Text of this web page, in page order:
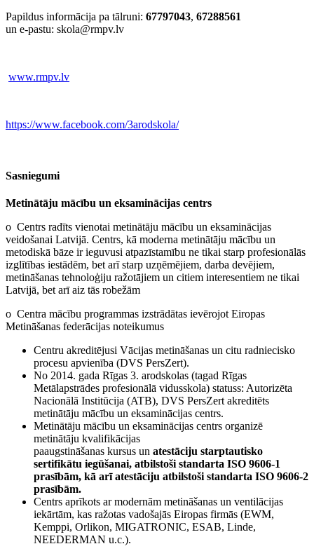
Papildus informācija pa tālruni: 67797043, 67288561
un e-pastu: skola@rmpv.lv
www.rmpv.lv
https://www.facebook.com/3arodskola/
Sasniegumi
Metinātāju mācību un eksaminācijas centrs
o Centrs radīts vienotai metinātāju mācību un eksaminācijas
veidošanai Latvijā. Centrs, kā moderna metinātāju mācību un
metodiskā bāze ir ieguvusi atpazīstamību ne tikai starp profesionālās
izglītības iestādēm, bet arī starp uzņēmējiem, darba devējiem,
metināšanas tehnoloģiju ražotājiem un citiem interesentiem ne tikai
Latvijā, bet arī aiz tās robežām
o Centra mācību programmas izstrādātas ievērojot Eiropas
Metināšanas federācijas noteikumus
Centru akreditējusi Vācijas metināšanas un citu radniecisko
procesu apvienība (DVS PersZert).
No 2014. gada Rīgas 3. arodskolas (tagad Rīgas
Metālapstrādes profesionālā vidusskola) statuss: Autorizēta
Nacionālā Institūcija (ATB), DVS PersZert akreditēts
metinātāju mācību un eksaminācijas centrs.
Metinātāju mācību un eksaminācijas centrs organizē
metinātāju kvalifikācijas
paaugstināšanas kursus un atestāciju starptautisko
sertifikātu iegūšanai, atbilstoši standarta ISO 9606-1
prasībām, kā arī atestāciju atbilstoši standarta ISO 9606-2
prasībām.
Centrs aprīkots ar modernām metināšanas un ventilācijas
iekārtām, kas ražotas vadošajās Eiropas firmās (EWM,
Kemppi, Orlikon, MIGATRONIC, ESAB, Linde,
NEEDERMAN u.c.).